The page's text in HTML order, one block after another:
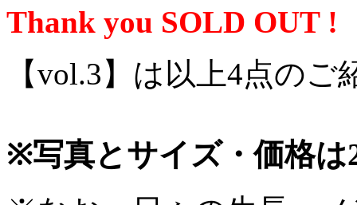
Thank you SOLD OUT !
【vol.3】は以上4点のご
※写真とサイズ・価格は